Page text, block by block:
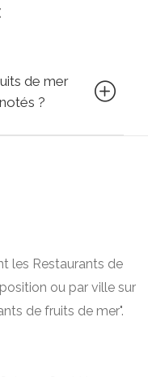
de mer
?
les Restaurants de
ou par ville sur
de fruits de mer".